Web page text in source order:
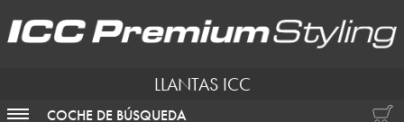
LLANTAS ICC
ACTIVAR NAVEGACIÓN
COCHE DE BÚSQUEDA